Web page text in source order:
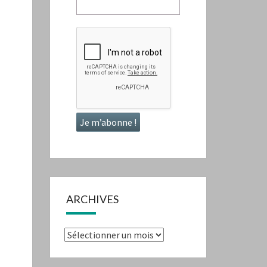
ARCHIVES
Archives